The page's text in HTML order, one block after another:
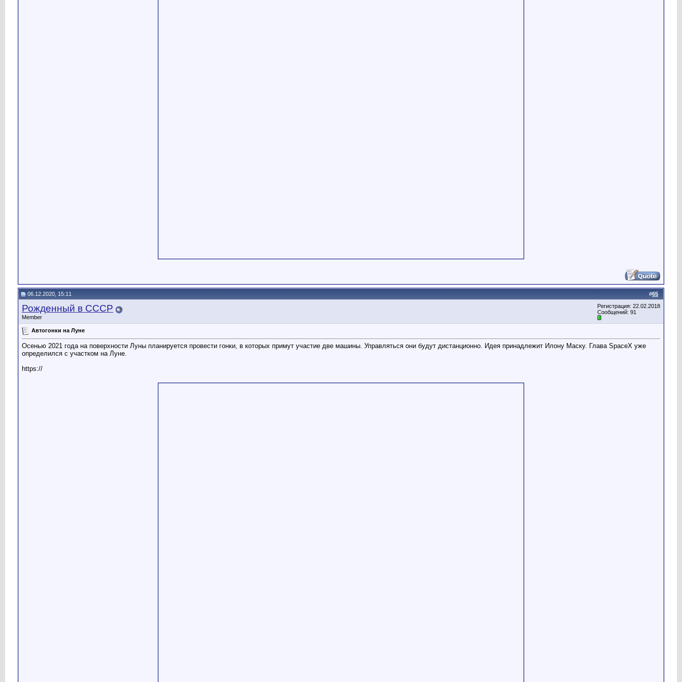
#65
06.12.2020, 15:11
Рожденный в СССР
Member
Регистрация: 22.02.2018
Сообщений: 91
Автогонки на Луне
Осенью 2021 года на поверхности Луны планируется провести гонки, в которых примут участие две машины. Управляться они будут дистанционно. Идея принадлежит Илону Маску. Глава SpaceX уже
определился с участком на Луне.
https://